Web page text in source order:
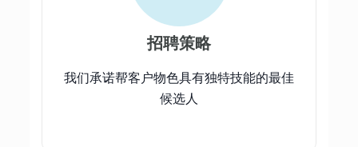
招聘策略
我们承诺帮客户物色具有独特技能的最佳
候选人